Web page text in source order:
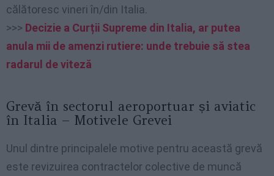
călătoresc vineri în/din Italia.
>>> Decizie a Curții Supreme din Italia, ar putea
anula mii de amenzi rutiere: unde trebuie să stea
radarul de viteză
Grevă în sectorul aeroportuar și aviatic
în Italia – Motivele Grevei
Unul dintre principalele motive pentru această grevă
este revizuirea contractelor colective de muncă